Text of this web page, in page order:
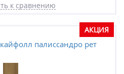
к сравнению
АКЦИЯ
палиссандро рет